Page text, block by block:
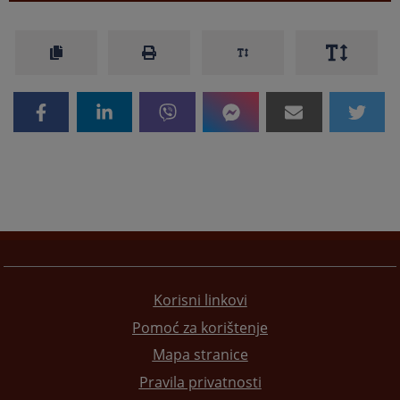
Korisni linkovi
Pomoć za korištenje
Mapa stranice
Pravila privatnosti